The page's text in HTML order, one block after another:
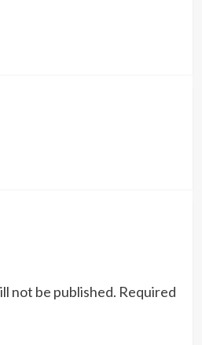
not be published. Required